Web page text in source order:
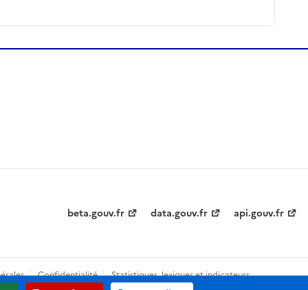
beta.gouv.fr data.gouv.fr api.gouv.fr
Confidentialité
Statistiques, lexiques et indicateurs